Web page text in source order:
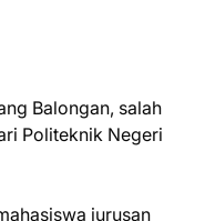
Balongan, salah
Politeknik Negeri
jurusan